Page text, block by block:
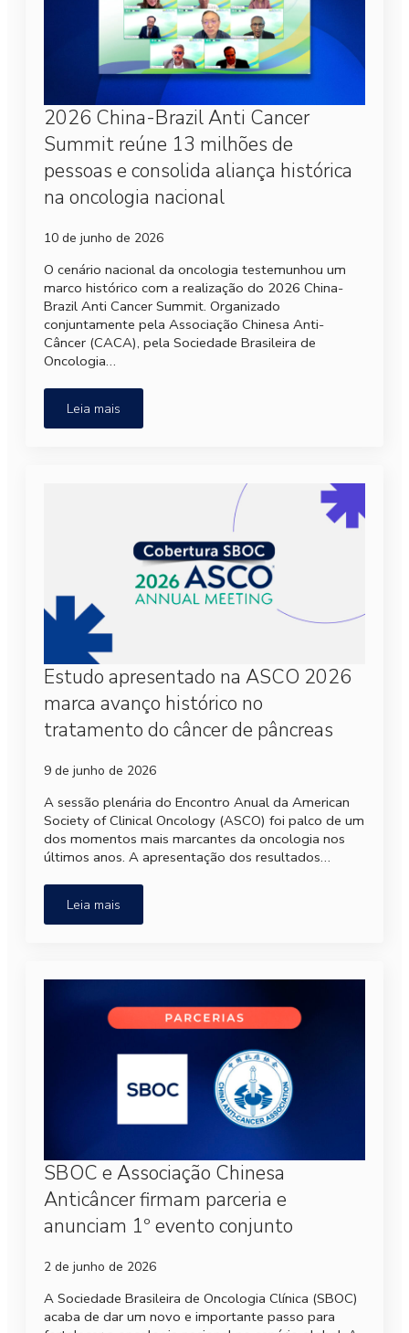
2026 China-Brazil Anti Cancer
Summit reúne 13 milhões de
pessoas e consolida aliança histórica
na oncologia nacional
10 de junho de 2026
O cenário nacional da oncologia testemunhou um
marco histórico com a realização do 2026 China-
Brazil Anti Cancer Summit. Organizado
conjuntamente pela Associação Chinesa Anti-
Câncer (CACA), pela Sociedade Brasileira de
Oncologia…
Leia mais
Estudo apresentado na ASCO 2026
marca avanço histórico no
tratamento do câncer de pâncreas
9 de junho de 2026
A sessão plenária do Encontro Anual da American
Society of Clinical Oncology (ASCO) foi palco de um
dos momentos mais marcantes da oncologia nos
últimos anos. A apresentação dos resultados…
Leia mais
SBOC e Associação Chinesa
Anticâncer firmam parceria e
anunciam 1º evento conjunto
2 de junho de 2026
A Sociedade Brasileira de Oncologia Clínica (SBOC)
acaba de dar um novo e importante passo para